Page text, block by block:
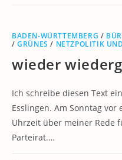
BADEN-WÜRTTEMBERG /
/GRÜNES / NETZPOLITIK
wieder
Ich schreibe diesen Text
Esslingen. Am Sonntag
Uhrzeit über meiner Rede
Parteirat.…